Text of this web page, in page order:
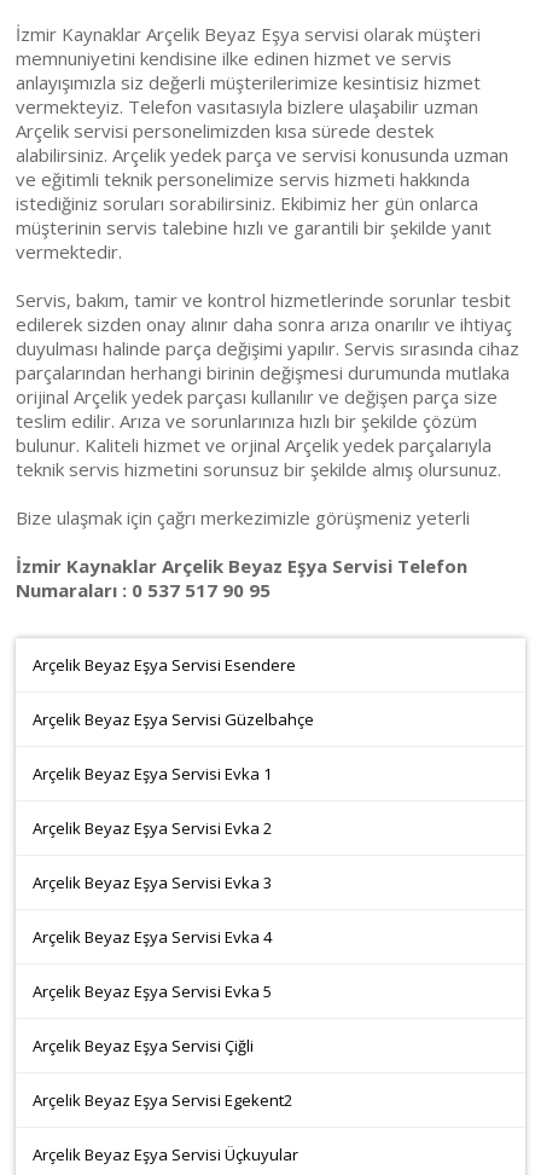
İzmir Kaynaklar Arçelik Beyaz Eşya servisi olarak müşteri
memnuniyetini kendisine ilke edinen hizmet ve servis
anlayışımızla siz değerli müşterilerimize kesintisiz hizmet
vermekteyiz. Telefon vasıtasıyla bizlere ulaşabilir uzman
Arçelik servisi personelimizden kısa sürede destek
alabilirsiniz. Arçelik yedek parça ve servisi konusunda uzman
ve eğitimli teknik personelimize servis hizmeti hakkında
istediğiniz soruları sorabilirsiniz. Ekibimiz her gün onlarca
müşterinin servis talebine hızlı ve garantili bir şekilde yanıt
vermektedir.
Servis, bakım, tamir ve kontrol hizmetlerinde sorunlar tesbit
edilerek sizden onay alınır daha sonra arıza onarılır ve ihtiyaç
duyulması halinde parça değişimi yapılır. Servis sırasında cihaz
parçalarından herhangi birinin değişmesi durumunda mutlaka
orijinal Arçelik yedek parçası kullanılır ve değişen parça size
teslim edilir. Arıza ve sorunlarınıza hızlı bir şekilde çözüm
bulunur. Kaliteli hizmet ve orjinal Arçelik yedek parçalarıyla
teknik servis hizmetini sorunsuz bir şekilde almış olursunuz.
Bize ulaşmak için çağrı merkezimizle görüşmeniz yeterli
İzmir Kaynaklar Arçelik Beyaz Eşya Servisi Telefon
Numaraları : 0 537 517 90 95
Arçelik Beyaz Eşya Servisi Esendere
Arçelik Beyaz Eşya Servisi Güzelbahçe
Arçelik Beyaz Eşya Servisi Evka 1
Arçelik Beyaz Eşya Servisi Evka 2
Arçelik Beyaz Eşya Servisi Evka 3
Arçelik Beyaz Eşya Servisi Evka 4
Arçelik Beyaz Eşya Servisi Evka 5
Arçelik Beyaz Eşya Servisi Çiğli
Arçelik Beyaz Eşya Servisi Egekent2
Arçelik Beyaz Eşya Servisi Üçkuyular